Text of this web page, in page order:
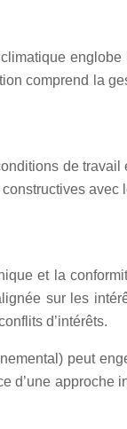
comprend la
de
et la
sur les
d’intérêts.
peut
d’une approche